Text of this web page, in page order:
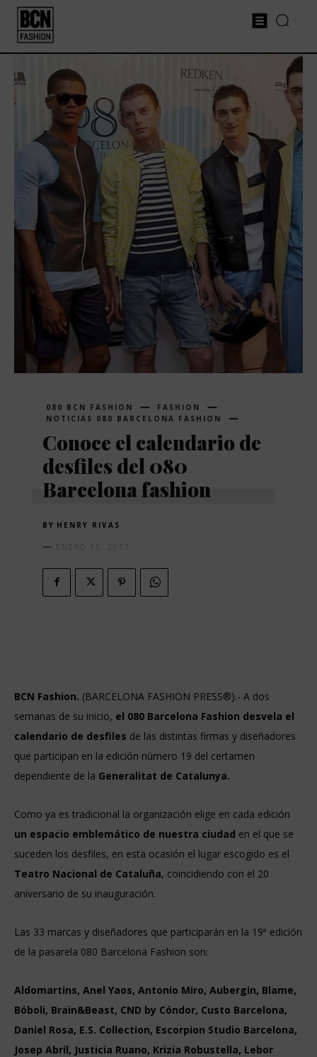
080 BCN FASHION
FASHION
NOTICIAS 080 BARCELONA FASHION
Conoce el calendario de
desfiles del 080
Barcelona fashion
BY HENRY RIVAS
ENERO 15, 2017
BCN Fashion. (BARCELONA FASHION PRESS®).- A dos
semanas de su inicio, el 080 Barcelona Fashion desvela el
calendario de desfiles de las distintas firmas y diseñadores
que participan en la edición número 19 del certamen
dependiente de la Generalitat de Catalunya.
Como ya es tradicional la organización elige en cada edición
un espacio emblemático de nuestra ciudad en el que se
suceden los desfiles, en esta ocasión el lugar escogido es el
Teatro Nacional de Cataluña, coincidiendo con el 20
aniversario de su inauguración.
Las 33 marcas y diseñadores que participarán en la 19ª edición
de la pasarela 080 Barcelona Fashion son:
Aldomartins, Anel Yaos, Antonio Miro, Aubergin, Blame,
Bóboli, Brain&Beast, CND by Cóndor, Custo Barcelona,
Daniel Rosa, E.S. Collection, Escorpion Studio Barcelona,
Josep Abril, Justicia Ruano, Krizia Robustella, Lebor